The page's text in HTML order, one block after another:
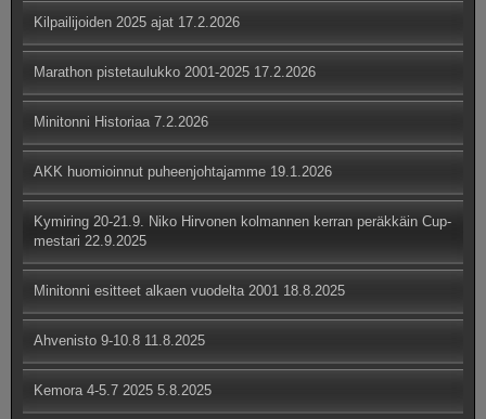
Kilpailijoiden 2025 ajat 17.2.2026
Marathon pistetaulukko 2001-2025 17.2.2026
Minitonni Historiaa 7.2.2026
AKK huomioinnut puheenjohtajamme 19.1.2026
Kymiring 20-21.9. Niko Hirvonen kolmannen kerran peräkkäin Cup-
mestari 22.9.2025
Minitonni esitteet alkaen vuodelta 2001 18.8.2025
Ahvenisto 9-10.8 11.8.2025
Kemora 4-5.7 2025 5.8.2025